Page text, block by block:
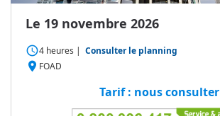
Le 19 novembre 2026
access_time4 heures | Consulter le planning
place FOAD
Tarif : nous consulter